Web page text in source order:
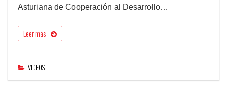
Asturiana de Cooperación al Desarrollo…
Leer más
VIDEOS